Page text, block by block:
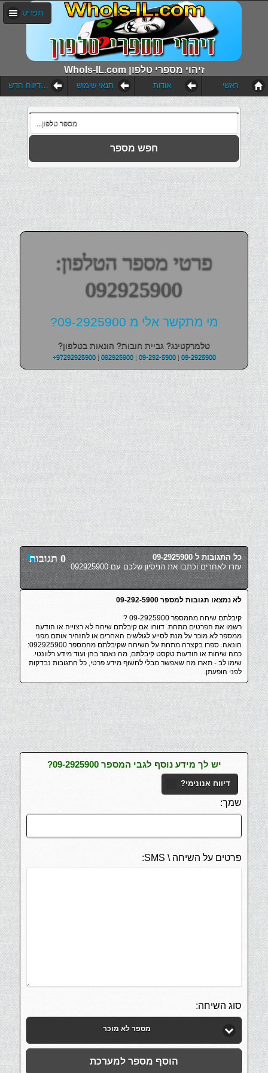
WhoIs-IL.com זיהוי מספרי טלפון
תפריט
הוסף דיווח חדש תנאי שימוש אודות ראשי
חפש מספר
פרטי מספר הטלפון:
092925900
מי מתקשר אלי מ 09-2925900?
טלמרקטינג? גביית חובות? הונאות בטלפון?
+97292925900| 092925900| 09-292-5900| 09-2925900
0 תגובות
כל התגובות ל 09-2925900
עזרו לאחרים וכתבו את הניסיון שלכם עם 092925900
לא נמצאו תגובות למספר 09-292-5900
קיבלתם שיחה מהמספר 09-2925900 ?
רשמו את הפרטים מתחת. דווחו אם קיבלתם שיחה לא רצוייה או הודעה
ממספר לא מוכר על מנת לסייע לגולשים האחרים או להזהיר אותם מפני
הונאה. ספרו בקצרה מתחת על השיחה שקיבלתם מהמספר 092925900:
כמה שיחות או הודעות טקסט קיבלתם, מה נאמר בהן ועוד מידע רלוונטי.
שימו לב - תארו מה שאפשר מבלי לחשוף מידע פרטי, כל התגובות נבדקות
לפני הופעתן.
יש לך מידע נוסף לגבי המספר 09-2925900?
דיווח אנונימי?
שמך:
פרטים על השיחה \ SMS:
סוג השיחה:
מספר לא מוכר
הוסף מספר למערכת